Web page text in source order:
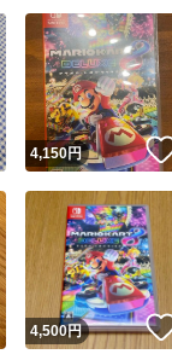
いいね！
4,150円
いいね！
4,500円